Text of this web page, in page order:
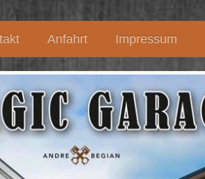
Anfahrt Impressum